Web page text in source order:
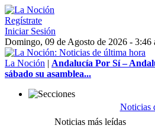
Regístrate
Iniciar Sesión
Domingo, 09 de Agosto de 2026 - 3:46
La Noción | Andalucía Por Sí –
sábado su asamblea...
Noticias
Noticias más leídas